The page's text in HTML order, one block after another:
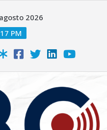
2026
PM